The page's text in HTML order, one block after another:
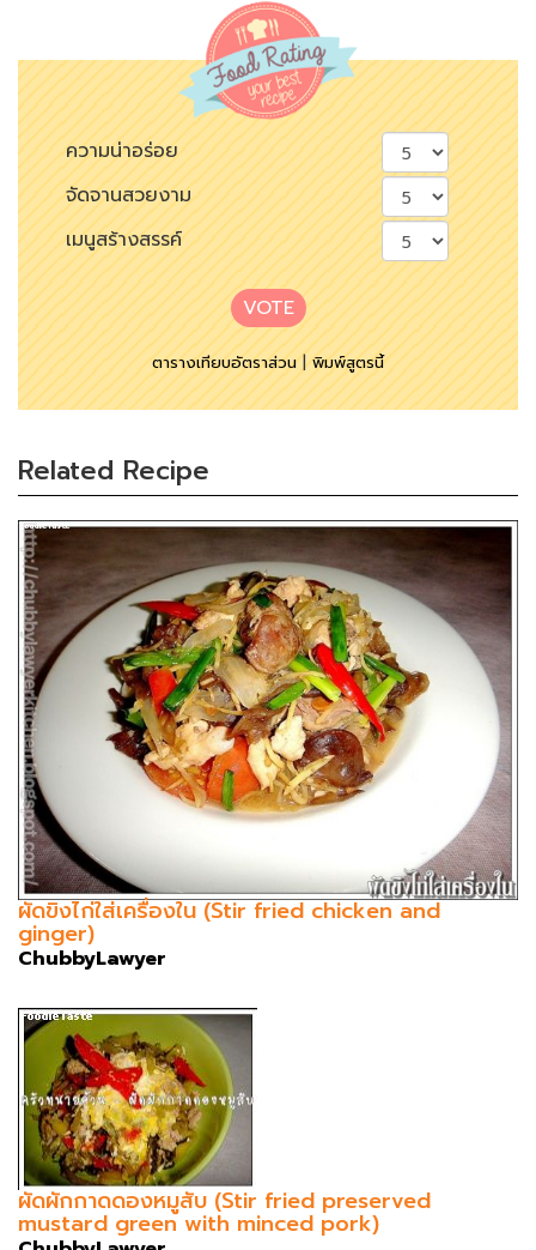
ความน่าอร่อย
จัดจานสวยงาม
เมนูสร้างสรรค์
VOTE
ตารางเทียบอัตราส่วน|พิมพ์สูตรนี้
Related Recipe
ผัดขิงไก่ใส่เครื่องใน (Stir fried chicken and
ginger)
ChubbyLawyer
ผัดผักกาดดองหมูสับ (Stir fried preserved
mustard green with minced pork)